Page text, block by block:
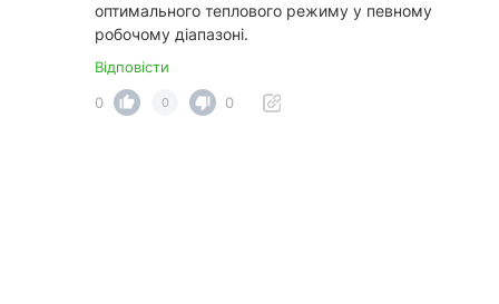
оптимального теплового режиму у певному
робочому діапазоні.
Відповісти
0
0 0